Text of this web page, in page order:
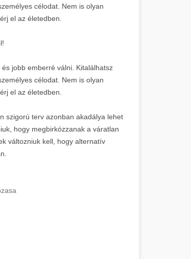
célodat. Nem is olyan
el az életedben.
jobb emberré válni. Kitalálhatsz
célodat. Nem is olyan
el az életedben.
szigorú terv azonban akadálya lehet
hogy megbirkózzanak a váratlan
változniuk kell, hogy alternatív